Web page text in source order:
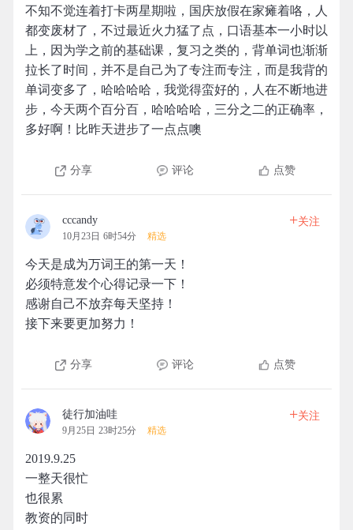
不知不觉连着打卡两星期啦，国庆放假在家瘫着咯，人
都变废材了，不过最近火力猛了点，口语基本一小时以
上，因为学之前的基础课，复习之类的，背单词也渐渐
拉长了时间，并不是自己为了专注而专注，而是我背的
单词变多了，哈哈哈哈，我觉得蛮好的，人在不断地进
步，今天两个百分百，哈哈哈哈，三分之二的正确率，
多好啊！比昨天进步了一点点噢
分享 评论 点赞
cccandy
10月23日 6时54分 精选
+关注
今天是成为万词王的第一天！
必须特意发个心得记录一下！
感谢自己不放弃每天坚持！
接下来要更加努力！
分享 评论 点赞
徒行加油哇
9月25日 23时25分 精选
+关注
2019.9.25
一整天很忙
也很累
教资的同时